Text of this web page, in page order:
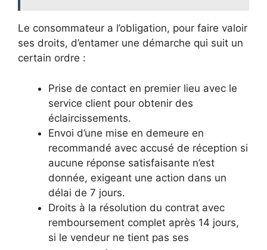
Le consommateur a l’obligation, pour faire valoir
ses droits, d’entamer une démarche qui suit un
certain ordre :
Prise de contact en premier lieu avec le
service client pour obtenir des
éclaircissements.
Envoi d’une mise en demeure en
recommandé avec accusé de réception si
aucune réponse satisfaisante n’est
donnée, exigeant une action dans un
délai de 7 jours.
Droits à la résolution du contrat avec
remboursement complet après 14 jours,
si le vendeur ne tient pas ses